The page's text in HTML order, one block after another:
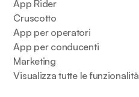
App Rider
Cruscotto
App per operatori
App per conducenti
Marketing
Visualizza tutte le funzionalità